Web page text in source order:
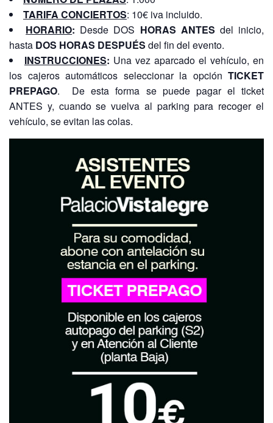
TARIFA CONCIERTOS: 10€ iva incluido.
HORARIO: Desde DOS HORAS ANTES del inicio,
hasta DOS HORAS DESPUÉS del fin del evento.
INSTRUCCIONES: Una vez aparcado el vehículo, en
los cajeros automáticos seleccionar la opción TICKET
PREPAGO. De esta forma se puede pagar el ticket
ANTES y, cuando se vuelva al parking para recoger el
vehículo, se evitan las colas.